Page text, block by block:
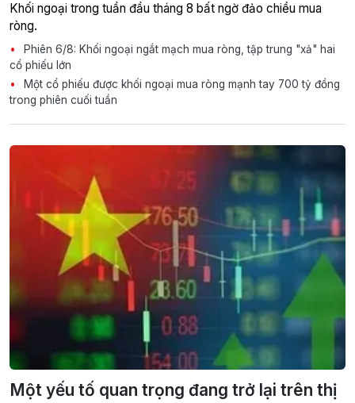
Khối ngoại trong tuần đầu tháng 8 bất ngờ đảo chiều mua
ròng.
Phiên 6/8: Khối ngoại ngắt mạch mua ròng, tập trung "xả" hai
cổ phiếu lớn
Một cổ phiếu được khối ngoại mua ròng mạnh tay 700 tỷ đồng
trong phiên cuối tuần
Một yếu tố quan trọng đang trở lại trên thị